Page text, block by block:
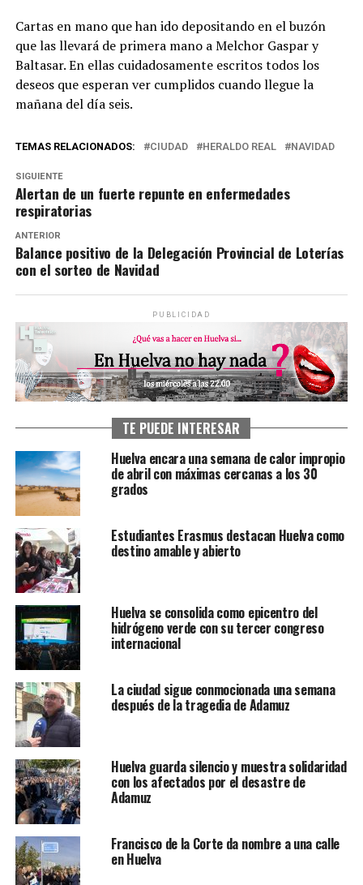
Cartas en mano que han ido depositando en el buzón
que las llevará de primera mano a Melchor Gaspar y
Baltasar. En ellas cuidadosamente escritos todos los
deseos que esperan ver cumplidos cuando llegue la
mañana del día seis.
TEMAS RELACIONADOS: CIUDAD HERALDO REAL NAVIDAD
SIGUIENTE
Alertan de un fuerte repunte en enfermedades
respiratorias
ANTERIOR
Balance positivo de la Delegación Provincial de Loterías
con el sorteo de Navidad
PUBLICIDAD
TE PUEDE INTERESAR
Huelva encara una semana de calor impropio
de abril con máximas cercanas a los 30
grados
Estudiantes Erasmus destacan Huelva como
destino amable y abierto
Huelva se consolida como epicentro del
hidrógeno verde con su tercer congreso
internacional
La ciudad sigue conmocionada una semana
después de la tragedia de Adamuz
Huelva guarda silencio y muestra solidaridad
con los afectados por el desastre de
Adamuz
Francisco de la Corte da nombre a una calle
en Huelva